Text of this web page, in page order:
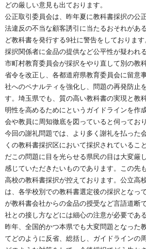
どの厳しい意見も出ております。
公正取引委員会は、昨年夏に教科書採択の公
法違反の不当な顧客誘引に当たるおそれがあ
ど教科書を発行する9社に警告をしておりま
採択関係者に金品の提供など公平性が疑われ
市町村教育委員会が採択をやり直して別の教
省令を改正し、各都道府県教育委員会に留意
社へのペナルティを強化し、問題の再発防止
す。埼玉県でも、質の高い教科書の実現と教
明性を高めるためにというガイドラインを作
会や教員に周知徹底を図っていると伺っており
今回の謝礼問題では、より多く謝礼を払った
くの教科書採択区において採択されているこ
だこの問題に目を光らせる県民の目は大変厳
感じていただきたいものであります。この先
高校の教科書採択が控えております。公立高
は、各学校別での教科書選定後の採択となっ
が教科書会社からの金品の授受など言語道断
社との接し方などには細心の注意が必要であ
昨年、全国的かつ本県でも大変問題となった
てどのように反省、総括し、ガイドラインの